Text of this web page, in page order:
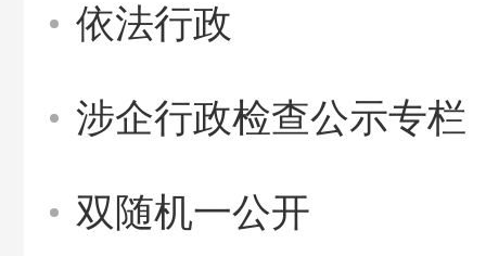
依法行政
涉企行政检查公示专栏
双随机一公开